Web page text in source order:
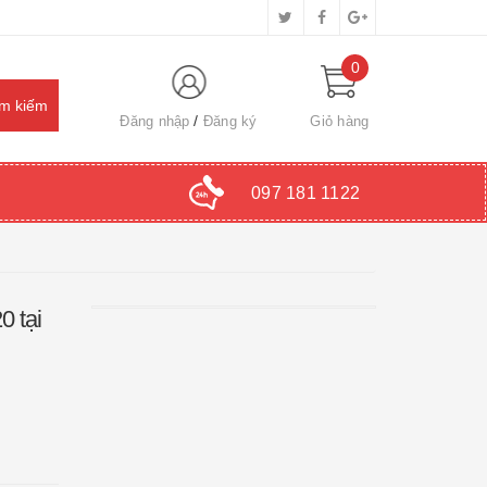
Đăng nhập Đăng ký
0
Giỏ hàng
097 181 1122
tại